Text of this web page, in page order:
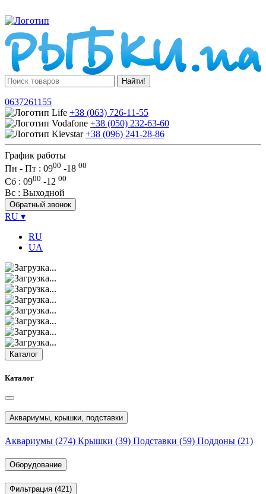
Найти!
0637261155
+38 (063) 726-11-55
+38 (050) 232-63-60
+38 (096) 241-28-86
График работы
Пн - Пт : 0900 -18 00
Сб : 0900 -12 00
Вс : Выходной
Обратный звонок
RU ▾
RU
UA
Каталог
Каталог
Аквариумы, крышки, подставки
Аквариумы (274) Крышки (39) Подставки (59) Поддоны (21)
Оборудование
Фильтрация (421)